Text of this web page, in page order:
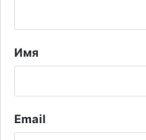
т
а
й
Имя
Email